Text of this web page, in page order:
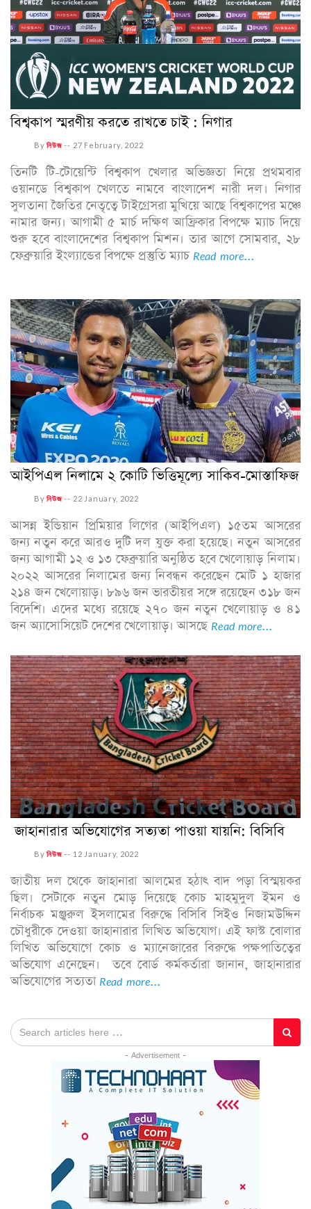
বিশ্বকাপ স্মরণীয় করতে রাখতে চাই : নিগার
Byনিউজ -- 27 February, 2022
তিনটি টি-টোয়েন্টি বিশ্বকাপ খেলার অভিজ্ঞতা নিয়ে প্রথমবার
ওয়ানডে বিশ্বকাপ খেলতে নামবে বাংলাদেশ নারী দল। নিগার
সুলতানা জৈতির নেতৃত্বে টাইগ্রেসরা মুখিয়ে আছে বিশ্বকাপের মঞ্চে
নামার জন্য। আগামী ৫ মার্চ দক্ষিণ আফ্রিকার বিপক্ষে ম্যাচ দিয়ে
শুরু হবে বাংলাদেশের বিশ্বকাপ মিশন। তার আগে সোমবার, ২৮
ফেব্রুয়ারি ইংল্যান্ডের বিপক্ষে প্রস্তুতি ম্যাচ Read more...
আইপিএল নিলামে ২ কোটি ভিত্তিমূল্যে সাকিব-মোস্তাফিজ
Byনিউজ -- 22 January, 2022
আসন্ন ইন্ডিয়ান প্রিমিয়ার লিগের (আইপিএল) ১৫তম আসরের
জন্য নতুন করে আরও দুটি দল যুক্ত করা হয়েছে। নতুন আসরের
জন্য আগামী ১২ ও ১৩ ফেব্রুয়ারি অনুষ্ঠিত হবে খেলোয়াড় নিলাম।
২০২২ আসরের নিলামের জন্য নিবন্ধন করেছেন মোট ১ হাজার
২১৪ জন খেলোয়াড়। ৮৯৬ জন ভারতীয়র সঙ্গে রয়েছেন ৩১৮ জন
বিদেশি। এদের মধ্যে রয়েছে ২৭০ জন নতুন খেলোয়াড় ও ৪১
জন অ্যাসোসিয়েট দেশের খেলোয়াড়। আসছে Read more...
জাহানারার অভিযোগের সত্যতা পাওয়া যায়নি: বিসিবি
Byনিউজ -- 12 January, 2022
জাতীয় দল থেকে জাহানারা আলমের হঠাৎ বাদ পড়া বিস্ময়কর
ছিল। সেটাকে নতুন মোড় দিয়েছে কোচ মাহমুদুল ইমন ও
নির্বাচক মঞ্জুরুল ইসলামের বিরুদ্ধে বিসিবি সিইও নিজামউদ্দিন
চৌধুরীকে দেওয়া জাহানারার লিখিত অভিযোগ। এই ফাস্ট বোলার
লিখিত অভিযোগে কোচ ও ম্যানেজারের বিরুদ্ধে পক্ষপাতিত্বের
অভিযোগ এনেছেন। তবে বোর্ড কর্মকর্তারা জানান, জাহানারার
অভিযোগের সত্যতা Read more...
- Advertisement -